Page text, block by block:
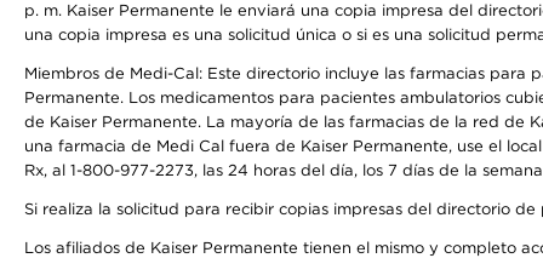
p. m. Kaiser Permanente le enviará una copia impresa del
una copia impresa es una solicitud única o si es una solicitud
Miembros de Medi-Cal: Este directorio incluye las farmacias
Permanente. Los medicamentos para pacientes ambulatorios
de Kaiser Permanente. La mayoría de las farmacias de la red de
una farmacia de Medi Cal fuera de Kaiser Permanente, use el
Rx, al 1-800-977-2273, las 24 horas del día, los 7 días de la
Si realiza la solicitud para recibir copias impresas del directorio
Los afiliados de Kaiser Permanente tienen el mismo y completo